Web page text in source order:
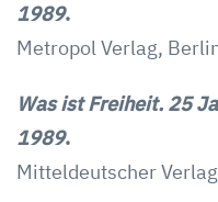
1989.
Metropol Verlag,
Was ist Freiheit. 25
1989.
Mitteldeutscher